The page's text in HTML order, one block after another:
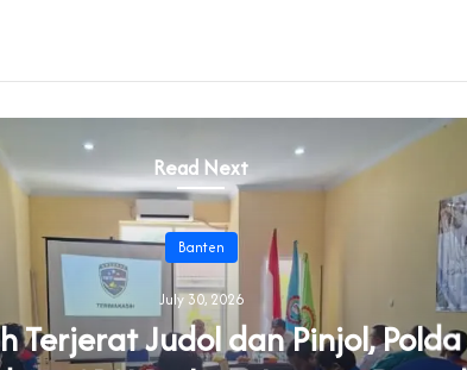
Read Next
Banten
July 30, 2026
Terjerat Judol dan Pinjol,